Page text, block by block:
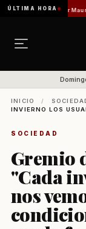
ÚLTIMA HORA
histórica [Por Mauricio
INICIO /
INVIERNO LOS
SOCIEDAD
Gremio
"Cada
nos